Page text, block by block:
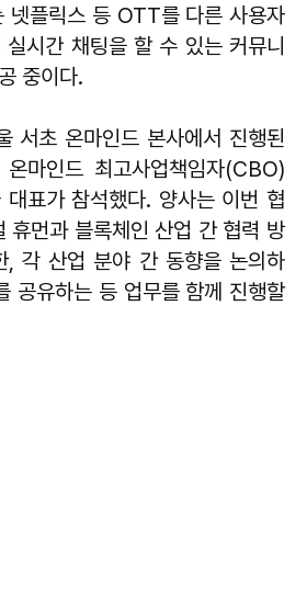
넷플릭스 등 OTT를 다른 사용자
시간 채팅을 할 수 있는 커뮤니
중이다.
서초 온마인드 본사에서 진행된
마인드 최고사업책임자(CBO)
표가 참석했다. 양사는 이번 협
휴먼과 블록체인 산업 간 협력 방
, 각 산업 분야 간 동향을 논의하
공유하는 등 업무를 함께 진행할